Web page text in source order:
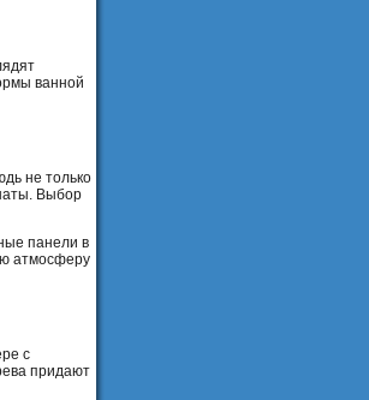
ванной
не только
Выбор
панели в
атмосферу
с
придают